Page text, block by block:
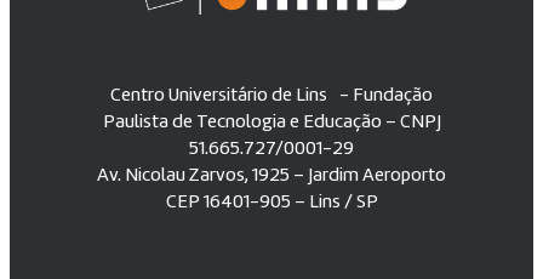
Centro Universitário de Lins - Fundação
Paulista de Tecnologia e Educação – CNPJ
51.665.727/0001-29
Av. Nicolau Zarvos, 1925 – Jardim Aeroporto
CEP 16401-905 – Lins / SP